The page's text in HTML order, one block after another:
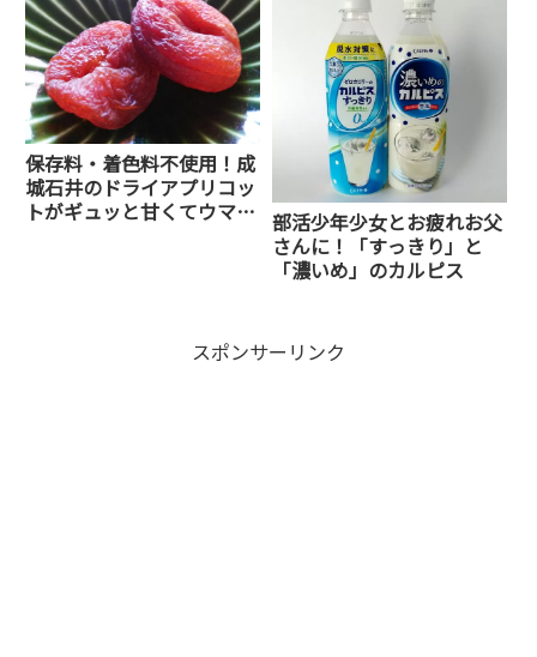
保存料・着色料不使用！成
城石井のドライアプリコッ
トがギュッと甘くてウマウ
部活少年少女とお疲れお父
さんに！「すっきり」と
「濃いめ」のカルピス
スポンサーリンク